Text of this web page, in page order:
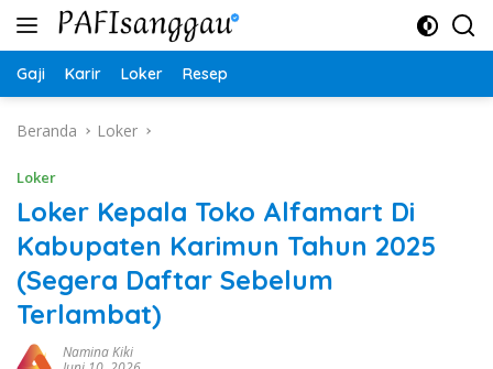
Langsung
Gaji Karir Loker Resep
Beranda Loker
Loker
Loker Kepala Toko Alfamart Di
Kabupaten Karimun Tahun 2025
(Segera Daftar Sebelum
Terlambat)
Namina Kiki